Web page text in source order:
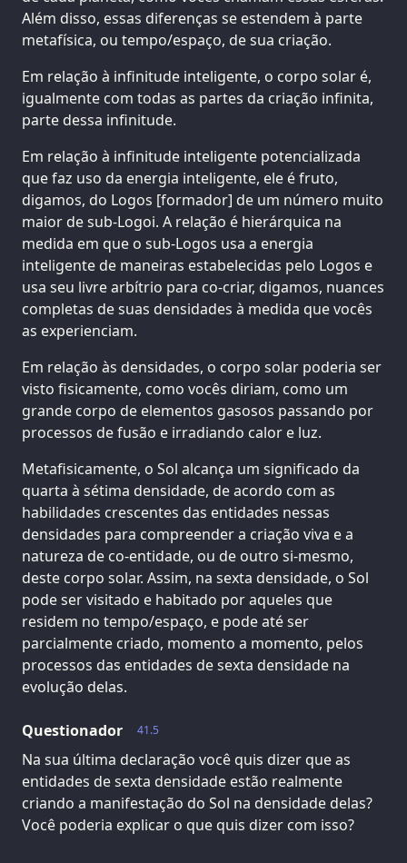
Além disso, essas diferenças se estendem à parte
metafísica, ou tempo/espaço, de sua criação.
Em relação à infinitude inteligente, o corpo solar é,
igualmente com todas as partes da criação infinita,
parte dessa infinitude.
Em relação à infinitude inteligente potencializada
que faz uso da energia inteligente, ele é fruto,
digamos, do Logos [formador] de um número muito
maior de sub-Logoi. A relação é hierárquica na
medida em que o sub-Logos usa a energia
inteligente de maneiras estabelecidas pelo Logos e
usa seu livre arbítrio para co-criar, digamos, nuances
completas de suas densidades à medida que vocês
as experienciam.
Em relação às densidades, o corpo solar poderia ser
visto fisicamente, como vocês diriam, como um
grande corpo de elementos gasosos passando por
processos de fusão e irradiando calor e luz.
Metafisicamente, o Sol alcança um significado da
quarta à sétima densidade, de acordo com as
habilidades crescentes das entidades nessas
densidades para compreender a criação viva e a
natureza de co-entidade, ou de outro si-mesmo,
deste corpo solar. Assim, na sexta densidade, o Sol
pode ser visitado e habitado por aqueles que
residem no tempo/espaço, e pode até ser
parcialmente criado, momento a momento, pelos
processos das entidades de sexta densidade na
evolução delas.
41.5
Questionador
Na sua última declaração você quis dizer que as
entidades de sexta densidade estão realmente
criando a manifestação do Sol na densidade delas?
Você poderia explicar o que quis dizer com isso?